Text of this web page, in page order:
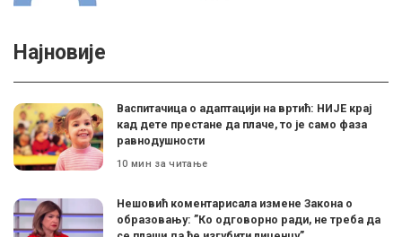
Најновије
Васпитачица о адаптацији на вртић: НИЈЕ крај
кад дете престане да плаче, то је само фаза
равнодушности
10 мин за читање
Нешовић коментарисала измене Закона о
образовању: ”Ко одговорно ради, не треба да